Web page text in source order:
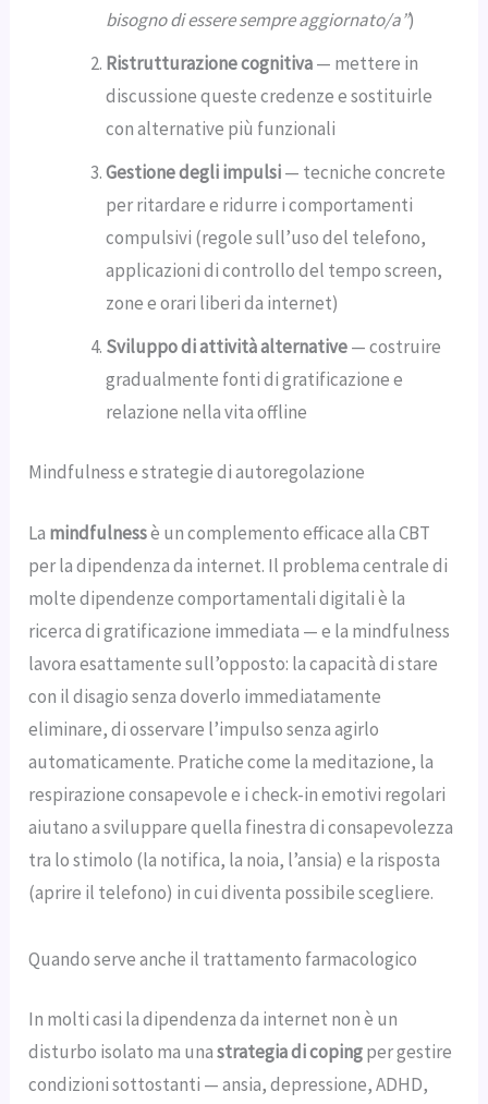
bisogno di essere sempre aggiornato/a”)
Ristrutturazione cognitiva— mettere in
discussione queste credenze e sostituirle
con alternative più funzionali
Gestione degli impulsi— tecniche concrete
per ritardare e ridurre i comportamenti
compulsivi (regole sull’uso del telefono,
applicazioni di controllo del tempo screen,
zone e orari liberi da internet)
Sviluppo di attività alternative— costruire
gradualmente fonti di gratificazione e
relazione nella vita offline
Mindfulness e strategie di autoregolazione
La mindfulnessè un complemento efficace alla CBT
per la dipendenza da internet. Il problema centrale di
molte dipendenze comportamentali digitali è la
ricerca di gratificazione immediata — e la mindfulness
lavora esattamente sull’opposto: la capacità di stare
con il disagio senza doverlo immediatamente
eliminare, di osservare l’impulso senza agirlo
automaticamente. Pratiche come la meditazione, la
respirazione consapevole e i check-in emotivi regolari
aiutano a sviluppare quella finestra di consapevolezza
tra lo stimolo (la notifica, la noia, l’ansia) e la risposta
(aprire il telefono) in cui diventa possibile scegliere.
Quando serve anche il trattamento farmacologico
In molti casi la dipendenza da internet non è un
disturbo isolato ma unastrategia di copingper gestire
condizioni sottostanti — ansia, depressione, ADHD,